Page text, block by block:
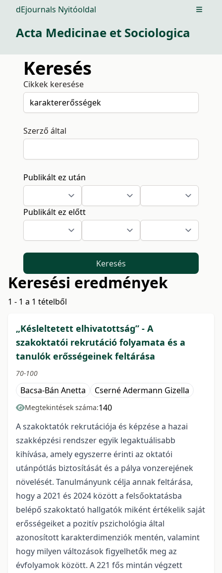
dEjournals Nyitóoldal Open
Acta Medicinae et Sociologica
Keresés
Cikkek keresése
Szerző által
Publikált ez után
Publikált ez előtt
Keresés
Keresési eredmények
1 - 1 a 1 tételből
„Késleltetett elhivatottság” - A
szakoktatói rekrutáció folyamata és a
tanulók erősségeinek feltárása
70-100
Bacsa-Bán Anetta Cserné Adermann Gizella
Megtekintések száma:140
A szakoktatók rekrutációja és képzése a hazai
szakképzési rendszer egyik legaktuálisabb
kihívása, amely egyszerre érinti az oktatói
utánpótlás biztosítását és a pálya vonzerejének
növelését. Tanulmányunk célja annak feltárása,
hogy a 2021 és 2024 között a felsőoktatásba
belépő szakoktató hallgatók miként értékelik saját
erősségeiket a pozitív pszichológia által
azonosított karakterdimenziók mentén, valamint
hogy milyen változások figyelhetők meg az
évfolyamok között. A 221 fős mintán végzett